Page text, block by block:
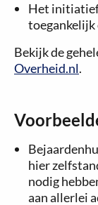
Het
toegankelijk
Bekijk de
Overheid.nl.
hier
nodig
aan allerlei